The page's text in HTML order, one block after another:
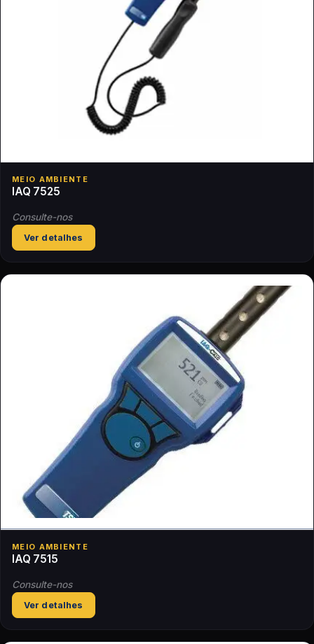
MEIO AMBIENTE
IAQ 7525
Consulte-nos
Ver detalhes
MEIO AMBIENTE
IAQ 7515
Consulte-nos
Ver detalhes